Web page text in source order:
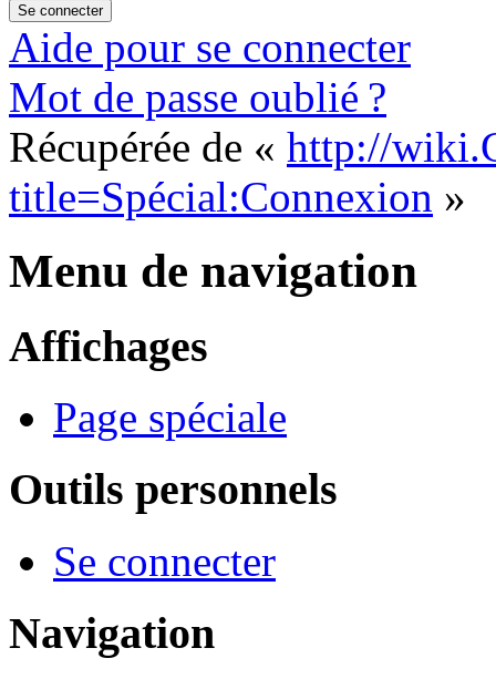
Se connecter
Aide pour se connecter
Mot de passe oublié ?
Récupérée de « http://
title=Spécial:Connexion »
Menu de navigation
Affichages
Page spéciale
Outils personnels
Se connecter
Navigation